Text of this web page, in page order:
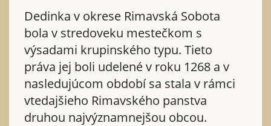
Dedinka v okrese Rimavská Sobota
bola v stredoveku mestečkom s
výsadami krupinského typu. Tieto
práva jej boli udelené v roku 1268 a v
nasledujúcom období sa stala v rámci
vtedajšieho Rimavského panstva
druhou najvýznamnejšou obcou.